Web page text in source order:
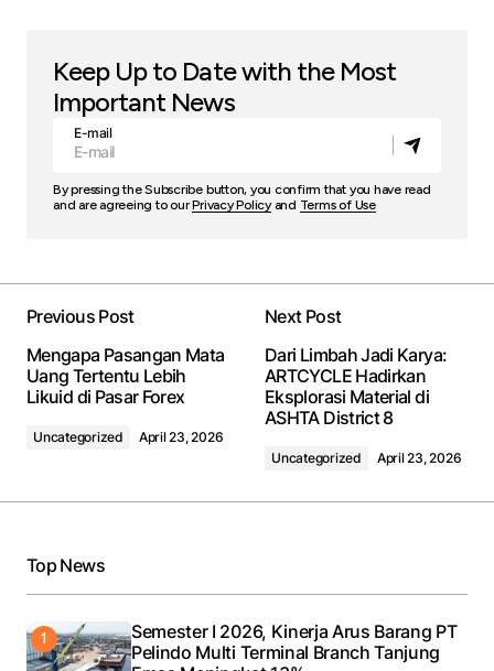
Keep Up to Date with the Most
Important News
E-mail
By pressing the Subscribe button, you confirm that you have read
and are agreeing to ourPrivacy Policyand Terms of Use
Previous Post
Mengapa Pasangan Mata
Uang Tertentu Lebih
Likuid di Pasar Forex
Uncategorized April 23, 2026
Next Post
Dari Limbah Jadi Karya:
ARTCYCLE Hadirkan
Eksplorasi Material di
ASHTA District 8
Uncategorized April 23, 2026
Top News
Semester I 2026, Kinerja Arus Barang PT
Pelindo Multi Terminal Branch Tanjung